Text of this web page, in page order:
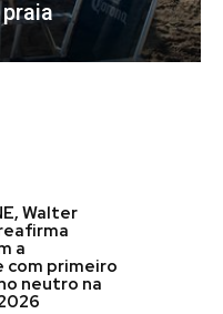
Walter
a
primeiro
neutro na